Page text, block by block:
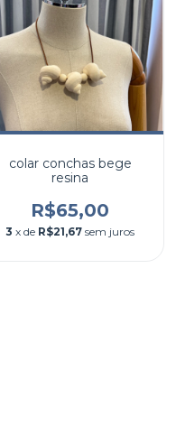
colar conchas bege
resina
R$65,00
3 x de R$21,67 sem juros